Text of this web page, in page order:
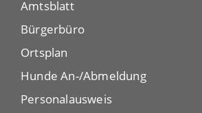
Amtsblatt
Bürgerbüro
Ortsplan
Hunde An-/Abmeldung
Personalausweis